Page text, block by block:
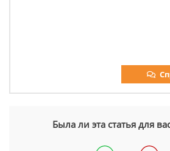
Была ли эта статья для